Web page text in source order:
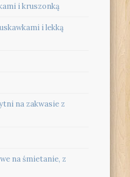
i kruszonką
i lekką
na zakwasie z
na śmietanie, z